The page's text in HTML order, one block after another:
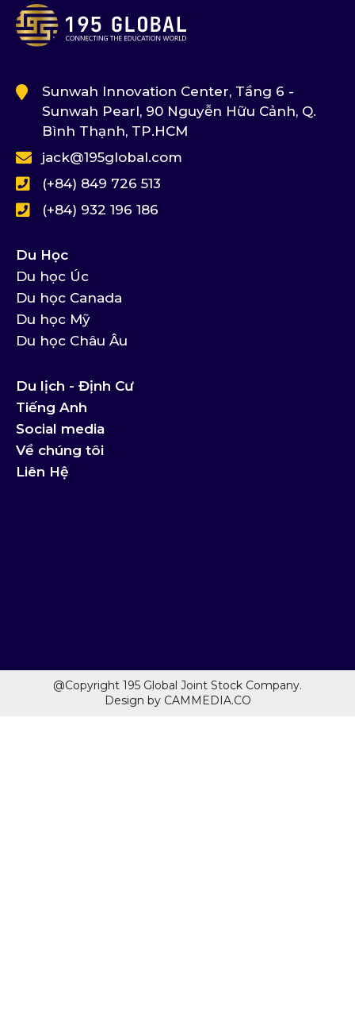
Sunwah Innovation Center, Tầng 6 -
Sunwah Pearl, 90 Nguyễn Hữu Cảnh, Q.
Bình Thạnh, TP.HCM
jack@195global.com
(+84) 849 726 513
(+84) 932 196 186
Du Học
Du học Úc
Du học Canada
Du học Mỹ
Du học Châu Âu
Du lịch - Định Cư
Tiếng Anh
Social media
Về chúng tôi
Liên Hệ
@Copyright 195 Global Joint Stock Company.
Design by CAMMEDIA.CO